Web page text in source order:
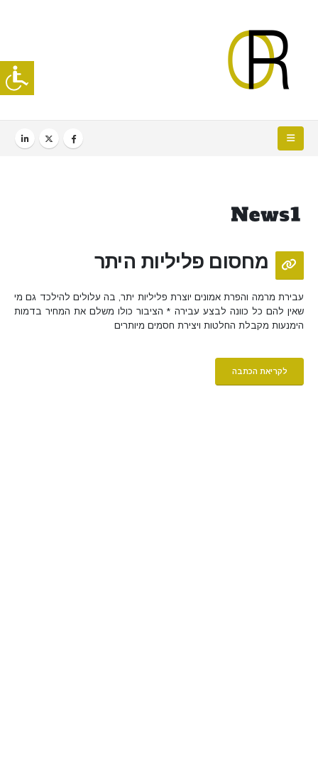
מחסום פליליות היתר
עבירת מרמה והפרת אמונים יוצרת פליליות יתר, בה עלולים להילכד גם מי
שאין להם כל כוונה לבצע עבירה * הציבור כולו משלם את המחיר בדמות
הימנעות מקבלת החלטות ויצירת חסמים מיותרים
לקריאת הכתבה